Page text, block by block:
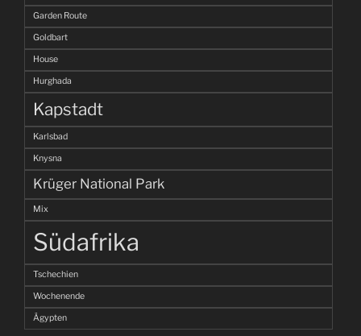
Garden Route
Goldbart
House
Hurghada
Kapstadt
Karlsbad
Knysna
Krüger National Park
Mix
Südafrika
Tschechien
Wochenende
Ägypten